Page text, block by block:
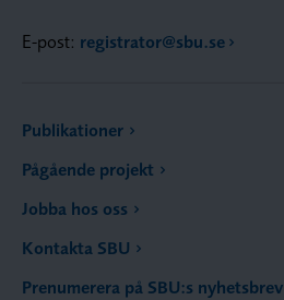
E-post: registrator@sbu.se
Publikationer
Pågående projekt
Jobba hos oss
Kontakta SBU
Prenumerera på SBU:s nyhetsbrev